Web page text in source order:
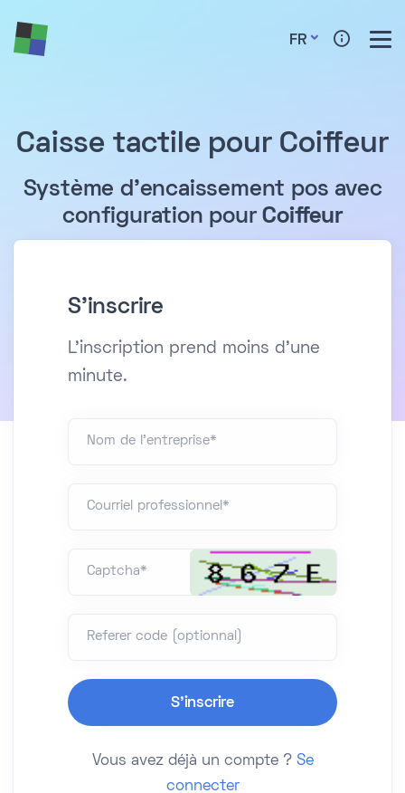
FR
Caisse tactile pour Coiffeur
Système d'encaissement pos avec
configuration pourCoiffeur
S'inscrire
L'inscription prend moins d'une
minute.
Nom de l'entreprise*
Courriel professionnel*
Captcha*
Referer code (optionnal)
Vous avez déjà un compte ? Se
connecter